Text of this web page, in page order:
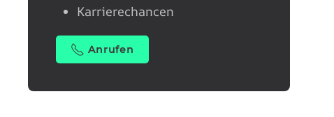
Karrierechancen
Anrufen